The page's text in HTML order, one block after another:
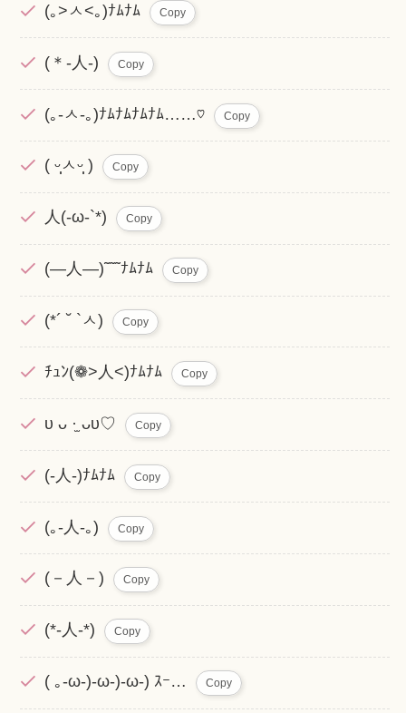
(｡>ㅅ<｡)ﾅﾑﾅﾑ Copy
(＊-人-) Copy
(｡-ㅅ-｡)ﾅﾑﾅﾑﾅﾑﾅﾑ……♡ Copy
( ᵕ̩̩ㅅᵕ̩̩ ) Copy
人(-ω-`*) Copy
(―人―)˜˜˜ﾅﾑﾅﾑ Copy
(*´ ˘ `ㅅ) Copy
ﾁｭﾝ(❁>人<)ﾅﾑﾅﾑ Copy
υ ᴗ ·̫ ᴗυ♡ Copy
(-人-)ﾅﾑﾅﾑ Copy
(｡-人-｡) Copy
(－人－) Copy
(*-人-*) Copy
( ｡-ω-)-ω-)-ω-) ｽｰ… Copy